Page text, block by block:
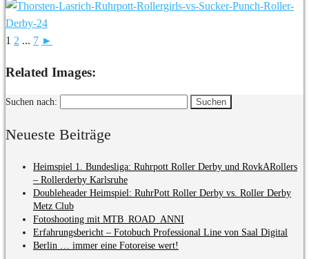
1 2 ... 7 ►
Related Images:
Suchen nach:
Neueste Beiträge
Heimspiel 1. Bundesliga: Ruhrpott Roller Derby und RovkARollers
– Rollerderby Karlsruhe
Doubleheader Heimspiel: RuhrPott Roller Derby vs. Roller Derby
Metz Club
Fotoshooting mit MTB_ROAD_ANNI
Erfahrungsbericht – Fotobuch Professional Line von Saal Digital
Berlin … immer eine Fotoreise wert!